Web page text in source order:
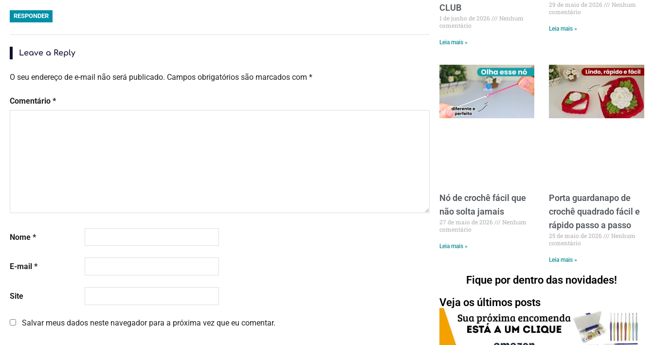
CLUB
1 de junho de 2026
Nenhum
comentário
Leia mais »
29 de maio de 2026
Nenhum
comentário
Leia mais »
Nó de crochê fácil que
não solta jamais
27 de maio de 2026
Nenhum
comentário
Leia mais »
Porta guardanapo de
crochê quadrado fácil e
rápido passo a passo
25 de maio de 2026
Nenhum
comentário
Leia mais »
Fique por dentro das novidades!
Veja os últimos posts
RESPONDER
Leave a Reply
O seu endereço de e-mail não será publicado. Campos obrigatórios são marcados com*
Comentário*
Nome*
E-mail*
Site
Salvar meus dados neste navegador para a próxima vez que eu comentar.